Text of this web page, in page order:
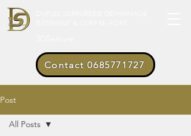
Contact 0685771727
Post
All Posts